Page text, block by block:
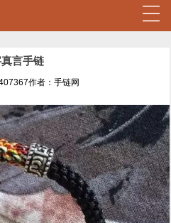
言手链
作者：手链网